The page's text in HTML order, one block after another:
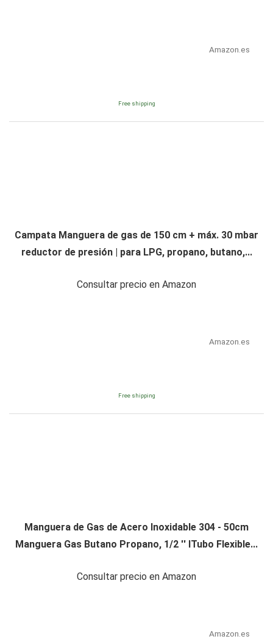
Amazon.es
Free shipping
Campata Manguera de gas de 150 cm + máx. 30 mbar
reductor de presión | para LPG, propano, butano,...
Consultar precio en Amazon
Amazon.es
Free shipping
Manguera de Gas de Acero Inoxidable 304 - 50cm
Manguera Gas Butano Propano, 1/2 '' lTubo Flexible...
Consultar precio en Amazon
Amazon.es